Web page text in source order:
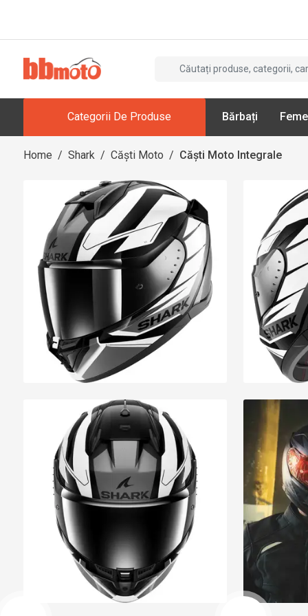
Categorii De Produse Bărbați
Home / Shark / Căști Moto / Căști Moto Integrale